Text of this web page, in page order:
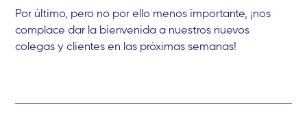
Por último, pero no por ello menos importante, ¡nos
complace dar la bienvenida a nuestros nuevos
colegas y clientes en las próximas semanas!